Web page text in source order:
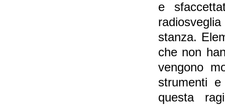
e
stanza.
che non
vengono
strumenti
questa